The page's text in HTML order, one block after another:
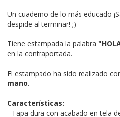
Un cuaderno de lo más educado
despide al terminar! ;)
Tiene estampada la palabra
en la contraportada.
El estampado ha sido realizado
mano.
Características:
- Tapa dura con acabado en tela